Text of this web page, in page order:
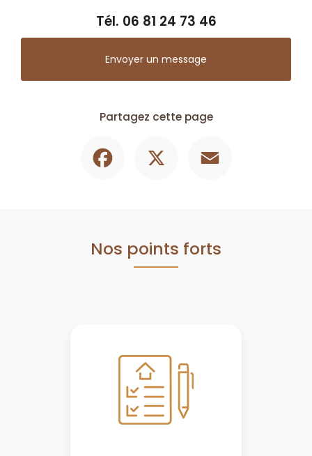
Tél. 06 81 24 73 46
Envoyer un message
Partagez cette page
Nos points forts